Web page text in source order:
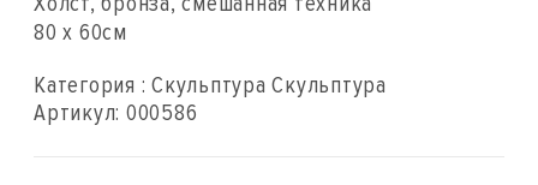
80 x 60см
Категория : Скульптура Скульптура
Артикул: 000586